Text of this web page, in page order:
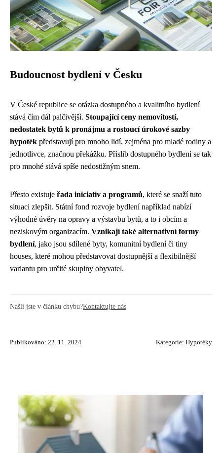
Budoucnost bydlení v Česku
V České republice se otázka dostupného a kvalitního bydlení
stává čím dál palčivější. Stoupající ceny nemovitostí,
nedostatek bytů k pronájmu a rostoucí úrokové sazby
hypoték představují pro mnoho lidí, zejména pro mladé rodiny a
jednotlivce, značnou překážku. Příslib dostupného bydlení se tak
pro mnohé stává spíše nedostižným snem.
Přesto existuje řada iniciativ a programů, které se snaží tuto
situaci zlepšit. Státní fond rozvoje bydlení například nabízí
výhodné úvěry na opravy a výstavbu bytů, a to i obcím a
neziskovým organizacím. Vznikají také alternativní formy
bydlení, jako jsou sdílené byty, komunitní bydlení či tiny
houses, které mohou představovat dostupnější a flexibilnější
variantu pro určité skupiny obyvatel.
Našli jste v článku chybu?Kontaktujte nás
Publikováno: 22. 11. 2024 Kategorie: Hypotéky